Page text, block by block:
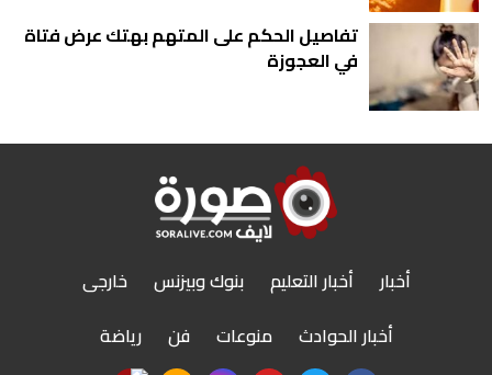
تفاصيل الحكم على المتهم بهتك عرض فتاة
في العجوزة
أخبار أخبار التعليم بنوك وبيزنس
خارجى
أخبار الحوادث
منوعات فن
رياضة